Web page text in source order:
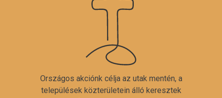
Országos akciónk célja az utak mentén, a
települések közterületein álló keresztek